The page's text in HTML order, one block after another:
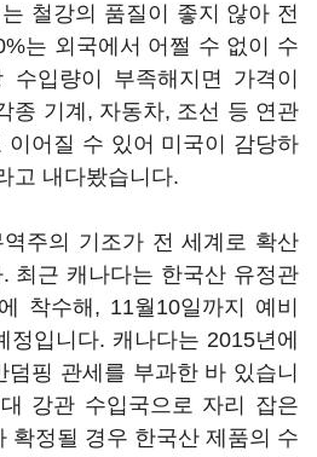
철강의 품질이 좋지 않아 전
는 외국에서 어쩔 수 없이 수
수입량이 부족해지면 가격이
종 기계, 자동차, 조선 등 연관
이어질 수 있어 미국이 감당하
고 내다봤습니다.
주의 기조가 전 세계로 확산
최근 캐나다는 한국산 유정관
착수해, 11월10일까지 예비
입니다. 캐나다는 2015년에
핑 관세를 부과한 바 있습니
강관 수입국으로 자리 잡은
확정될 경우 한국산 제품의 수